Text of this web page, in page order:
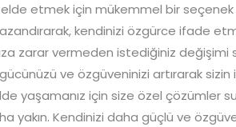
etmek için mükemmel bir
kendinizi özgürce ifade
zarar vermeden istediğiniz
ve özgüveninizi artırarak
yaşamanız için size özel çözümler
Kendinizi daha güçlü ve